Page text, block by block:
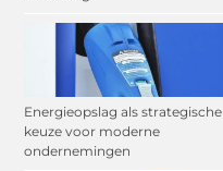
Energieopslag als strategische
keuze voor moderne
ondernemingen